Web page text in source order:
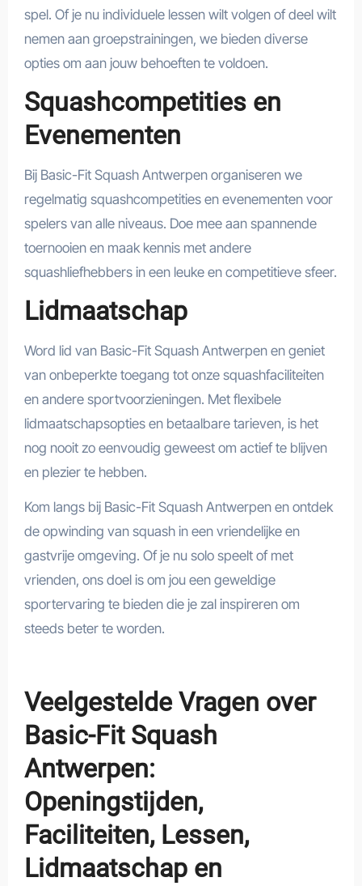
spel. Of je nu individuele lessen wilt volgen of deel wilt
nemen aan groepstrainingen, we bieden diverse
opties om aan jouw behoeften te voldoen.
Squashcompetities en
Evenementen
Bij Basic-Fit Squash Antwerpen organiseren we
regelmatig squashcompetities en evenementen voor
spelers van alle niveaus. Doe mee aan spannende
toernooien en maak kennis met andere
squashliefhebbers in een leuke en competitieve sfeer.
Lidmaatschap
Word lid van Basic-Fit Squash Antwerpen en geniet
van onbeperkte toegang tot onze squashfaciliteiten
en andere sportvoorzieningen. Met flexibele
lidmaatschapsopties en betaalbare tarieven, is het
nog nooit zo eenvoudig geweest om actief te blijven
en plezier te hebben.
Kom langs bij Basic-Fit Squash Antwerpen en ontdek
de opwinding van squash in een vriendelijke en
gastvrije omgeving. Of je nu solo speelt of met
vrienden, ons doel is om jou een geweldige
sportervaring te bieden die je zal inspireren om
steeds beter te worden.
Veelgestelde Vragen over
Basic-Fit Squash
Antwerpen:
Openingstijden,
Faciliteiten, Lessen,
Lidmaatschap en